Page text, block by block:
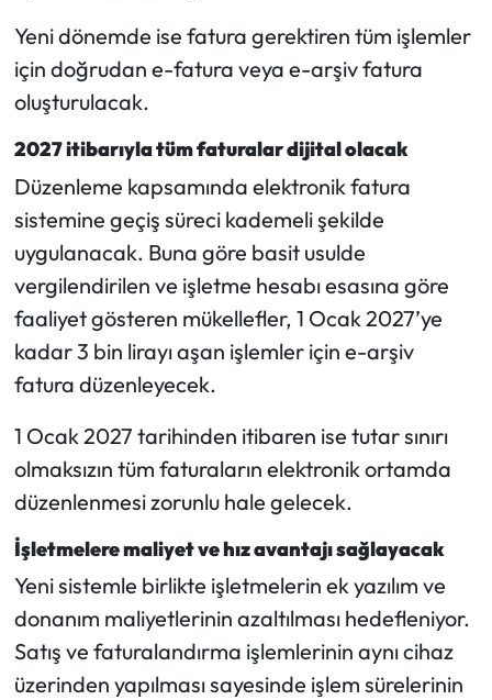
Yeni dönemde ise fatura gerektiren tüm işlemler
için doğrudan e-fatura veya e-arşiv fatura
oluşturulacak.
2027 itibarıyla tüm faturalar dijital olacak
Düzenleme kapsamında elektronik fatura
sistemine geçiş süreci kademeli şekilde
uygulanacak. Buna göre basit usulde
vergilendirilen ve işletme hesabı esasına göre
faaliyet gösteren mükellefler, 1 Ocak 2027’ye
kadar 3 bin lirayı aşan işlemler için e-arşiv
fatura düzenleyecek.
1 Ocak 2027 tarihinden itibaren ise tutar sınırı
olmaksızın tüm faturaların elektronik ortamda
düzenlenmesi zorunlu hale gelecek.
İşletmelere maliyet ve hız avantajı sağlayacak
Yeni sistemle birlikte işletmelerin ek yazılım ve
donanım maliyetlerinin azaltılması hedefleniyor.
Satış ve faturalandırma işlemlerinin aynı cihaz
üzerinden yapılması sayesinde işlem sürelerinin
Yaşam
Yayla Haber
Yemek Tarifleri
Yerel Haberler